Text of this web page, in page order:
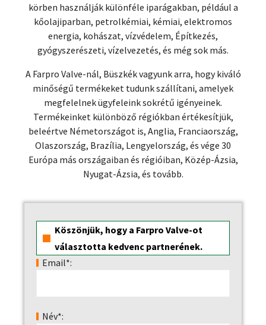
körben használják különféle iparágakban, például a
kőolajiparban, petrolkémiai, kémiai, elektromos
energia, kohászat, vízvédelem, Építkezés,
gyógyszerészeti, vízelvezetés, és még sok más.
A Farpro Valve-nál, Büszkék vagyunk arra, hogy kiváló
minőségű termékeket tudunk szállítani, amelyek
megfelelnek ügyfeleink sokrétű igényeinek.
Termékeinket különböző régiókban értékesítjük,
beleértve Németországot is, Anglia, Franciaország,
Olaszország, Brazília, Lengyelország, és vége 30
Európa más országaiban és régióiban, Közép-Ázsia,
Nyugat-Ázsia, és tovább.
Köszönjük, hogy a Farpro Valve-ot
választotta kedvenc partnerének.
Email*:
Név*: